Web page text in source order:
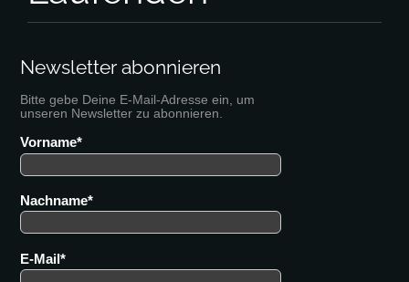
Newsletter abonnieren
Bitte gebe Deine E-Mail-Adresse ein, um
unseren Newsletter zu abonnieren.
Vorname
Nachname
E-Mail